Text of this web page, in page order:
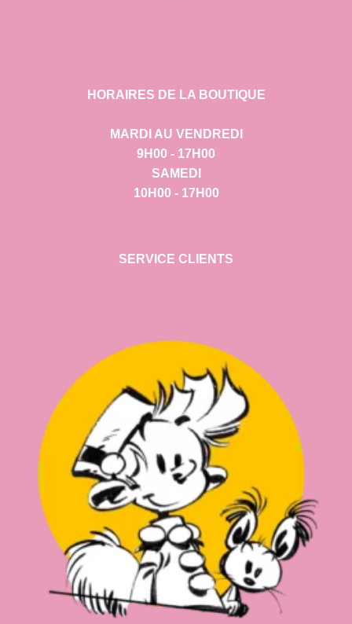
HORAIRES DE LA BOUTIQUE
MARDI AU VENDREDI
9H00 - 17H00
SAMEDI
10H00 - 17H00
SERVICE CLIENTS